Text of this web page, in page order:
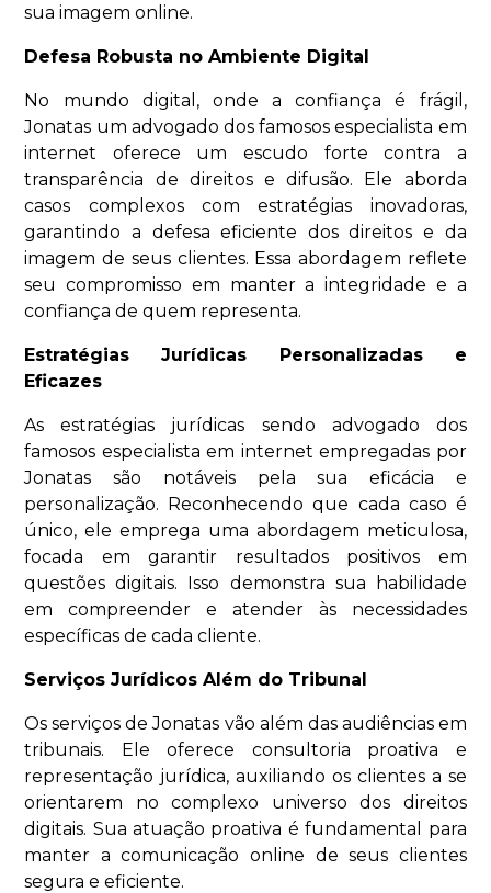
sua imagem online.
Defesa Robusta no Ambiente Digital
No mundo digital, onde a confiança é frágil,
Jonatas um advogado dos famosos especialista em
internet oferece um escudo forte contra a
transparência de direitos e difusão. Ele aborda
casos complexos com estratégias inovadoras,
garantindo a defesa eficiente dos direitos e da
imagem de seus clientes. Essa abordagem reflete
seu compromisso em manter a integridade e a
confiança de quem representa.
Estratégias Jurídicas Personalizadas e
Eficazes
As estratégias jurídicas sendo advogado dos
famosos especialista em internet empregadas por
Jonatas são notáveis ​​pela sua eficácia e
personalização. Reconhecendo que cada caso é
único, ele emprega uma abordagem meticulosa,
focada em garantir resultados positivos em
questões digitais. Isso demonstra sua habilidade
em compreender e atender às necessidades
específicas de cada cliente.
Serviços Jurídicos Além do Tribunal
Os serviços de Jonatas vão além das audiências em
tribunais. Ele oferece consultoria proativa e
representação jurídica, auxiliando os clientes a se
orientarem no complexo universo dos direitos
digitais. Sua atuação proativa é fundamental para
manter a comunicação online de seus clientes
segura e eficiente.